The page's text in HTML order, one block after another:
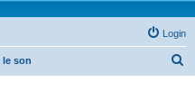
Login
le son